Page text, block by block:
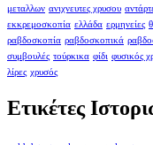
μεταλλων ανιχνευτες χρυσου
εκκρεμοσκοπία ελλάδα ερμηνείες
ραβδοσκοπία ραβδοσκοπικά
συμβουλές τούρκικα φίδι φυσικός
λίρες χρυσός
Ετικέτες